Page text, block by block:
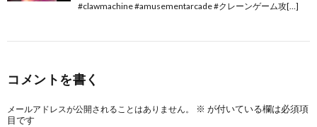
#clawmachine #amusementarcade #クレーンゲーム攻[…]
コメントを書く
メールアドレスが公開されることはありません。 ※ が付いている欄は必須項
目です